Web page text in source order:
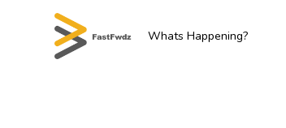
Whats Happening?